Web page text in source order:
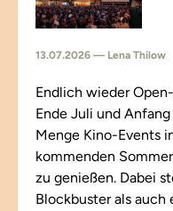
13.07.2026 — Lena Thilow
Endlich wieder
Ende Juli und
Menge Kino-Events
kommenden
zu genießen. Dabei
Blockbuster als auch